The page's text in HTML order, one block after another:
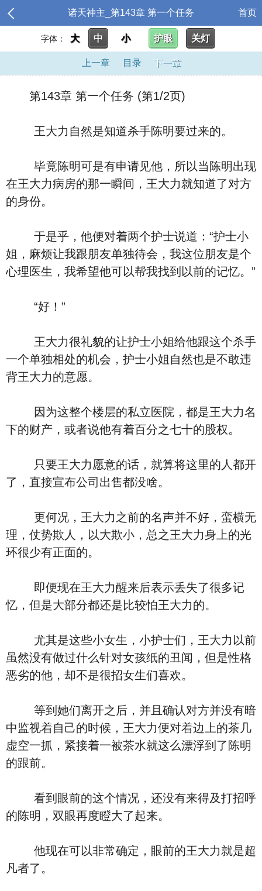
诸天神主_第143章 第一个任务 首页
字体： 大 中 小 护眼 关灯
上一章 目录 下一章
第143章 第一个任务 (第1/2页)
王大力自然是知道杀手陈明要过来的。
毕竟陈明可是有申请见他，所以当陈明出现
在王大力病房的那一瞬间，王大力就知道了对方
的身份。
于是乎，他便对着两个护士说道：“护士小
姐，麻烦让我跟朋友单独待会，我这位朋友是个
心理医生，我希望他可以帮我找到以前的记忆。”
“好！”
王大力很礼貌的让护士小姐给他跟这个杀手
一个单独相处的机会，护士小姐自然也是不敢违
背王大力的意愿。
因为这整个楼层的私立医院，都是王大力名
下的财产，或者说他有着百分之七十的股权。
只要王大力愿意的话，就算将这里的人都开
了，直接宣布公司出售都没啥。
更何况，王大力之前的名声并不好，蛮横无
理，仗势欺人，以大欺小，总之王大力身上的光
环很少有正面的。
即便现在王大力醒来后表示丢失了很多记
忆，但是大部分都还是比较怕王大力的。
尤其是这些小女生，小护士们，王大力以前
虽然没有做过什么针对女孩纸的丑闻，但是性格
恶劣的他，却不是很招女生们喜欢。
等到她们离开之后，并且确认对方并没有暗
中监视着自己的时候，王大力便对着边上的茶几
虚空一抓，紧接着一被茶水就这么漂浮到了陈明
的跟前。
看到眼前的这个情况，还没有来得及打招呼
的陈明，双眼再度瞪大了起来。
他现在可以非常确定，眼前的王大力就是超
凡者了。